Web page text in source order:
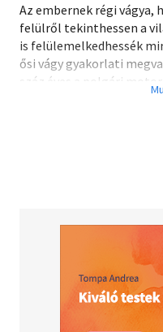
Az embernek régi vágya,
felülről tekinthessen a
is felülemelkedhessék
ősi vágy gyakorlati
száz éves a polgári
bemutató repülésével
évforduló kapcsán a
képanyaggal
Az egész oldalas képek,
Kincses Károly rövid –
olvasmányos – esszéje
ábrázolásának